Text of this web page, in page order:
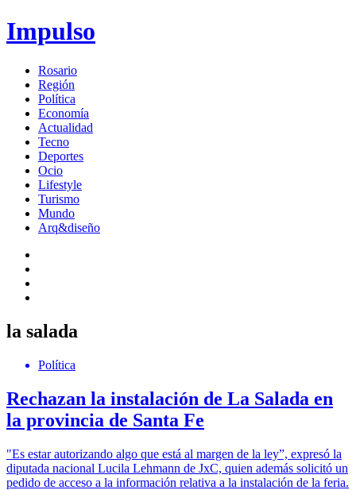
Impulso
Rosario
Región
Política
Economía
Actualidad
Tecno
Deportes
Ocio
Lifestyle
Turismo
Mundo
Arq&diseño
la salada
Política
Rechazan la instalación de La Salada en
la provincia de Santa Fe
"Es estar autorizando algo que está al margen de la ley”, expresó la
diputada nacional Lucila Lehmann de JxC, quien además solicitó un
pedido de acceso a la información relativa a la instalación de la feria.